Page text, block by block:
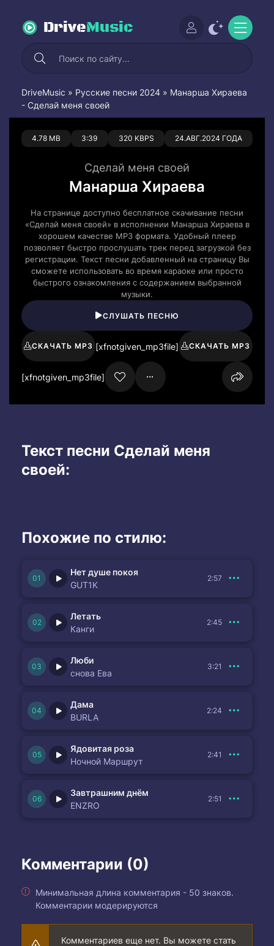
DriveMusic
DriveMusic » Русские песни 2024 » Манарша Хираева
- Сделай меня своей
4.78 MB 3:39 320 KBPS 24.АВГ.2024 ГОДА
0 0
Сделай меня своей
Манарша Хираева
На странице доступно бесплатное скачивание песни
«Сделай меня своей» в исполнении Манарша Хираева в
хорошем качестве MP3 формата. Удобный плеер
позволяет быстро прослушать трек перед загрузкой без
регистрации. Текст песни добавленный на страницу Вы
сможете использовать во время караоке или просто
быстрого ознакомления с содержанием выбранной
музыки.
СЛУШАТЬ ПЕСНЮ
СКАЧАТЬ MP3 [xfnotgiven_mp3file] СКАЧАТЬ MP3
[xfnotgiven_mp3file]
Текст песни Сделай меня
своей:
Похожие по стилю:
Нет душе покоя
GUT1K
2:57
Летать
Канги
2:45
Люби
снова Ева
3:21
Дама
BURLA
2:24
Ядовитая роза
Ночной Маршрут
2:41
Завтрашним днём
ENZRO
2:51
Комментарии (0)
Минимальная длина комментария - 50 знаков.
Комментарии модерируются
Комментариев еще нет. Вы можете стать